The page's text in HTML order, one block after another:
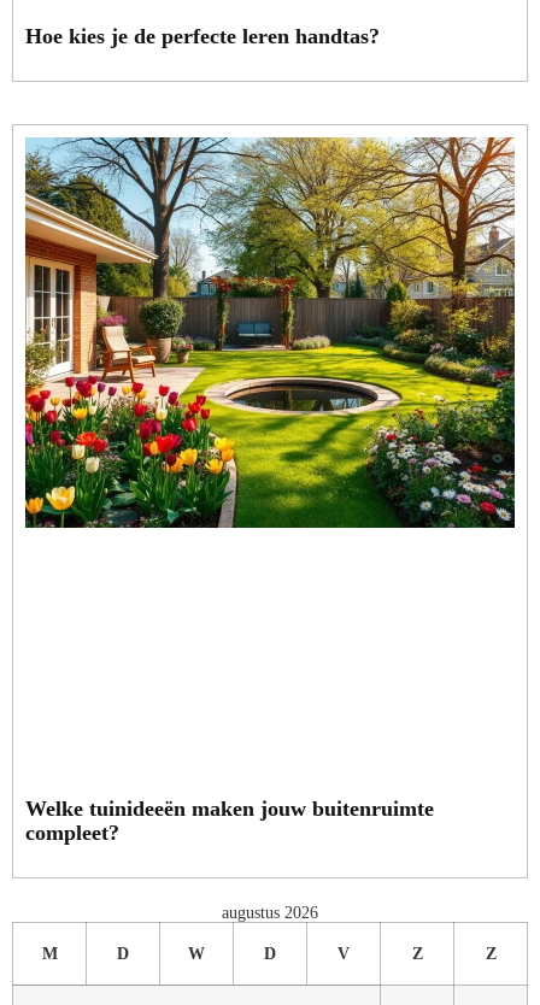
Hoe kies je de perfecte leren handtas?
Welke tuinideeën maken jouw buitenruimte
compleet?
augustus 2026
M D W D V Z Z